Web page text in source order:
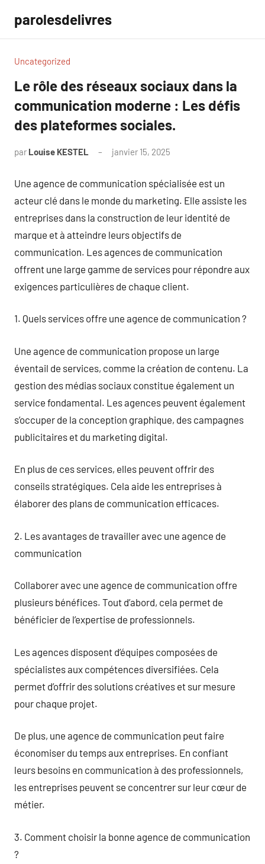
contenu
parolesdelivres
Uncategorized
Le rôle des réseaux sociaux dans la
communication moderne : Les défis
des plateformes sociales.
par Louise KESTEL janvier 15, 2025
Une agence de communication spécialisée est un
acteur clé dans le monde du marketing. Elle assiste les
entreprises dans la construction de leur identité de
marque et à atteindre leurs objectifs de
communication. Les agences de communication
offrent une large gamme de services pour répondre aux
exigences particulières de chaque client.
1. Quels services offre une agence de communication ?
Une agence de communication propose un large
éventail de services, comme la création de contenu. La
gestion des médias sociaux constitue également un
service fondamental. Les agences peuvent également
s’occuper de la conception graphique, des campagnes
publicitaires et du marketing digital.
En plus de ces services, elles peuvent offrir des
conseils stratégiques. Cela aide les entreprises à
élaborer des plans de communication efficaces.
2. Les avantages de travailler avec une agence de
communication
Collaborer avec une agence de communication offre
plusieurs bénéfices. Tout d’abord, cela permet de
bénéficier de l’expertise de professionnels.
Les agences disposent d’équipes composées de
spécialistes aux compétences diversifiées. Cela
permet d’offrir des solutions créatives et sur mesure
pour chaque projet.
De plus, une agence de communication peut faire
économiser du temps aux entreprises. En confiant
leurs besoins en communication à des professionnels,
les entreprises peuvent se concentrer sur leur cœur de
métier.
3. Comment choisir la bonne agence de communication
?